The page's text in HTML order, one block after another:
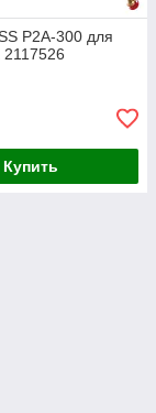
P2A-300 для
2117526
Купить